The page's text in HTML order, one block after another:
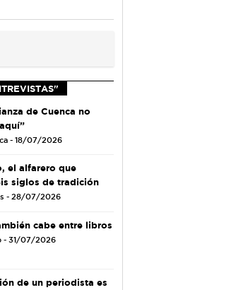
de Cuenca no
- 18/07/2026
el alfarero que
siglos de tradición
- 28/07/2026
cabe entre libros
- 31/07/2026
de un periodista es